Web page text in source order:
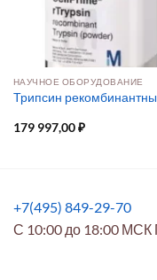
НАУЧНОЕ ОБОРУДОВАНИЕ
Трипсин
179 997,00₽
+7(495) 849-29-70
С 10:00 до 18:00